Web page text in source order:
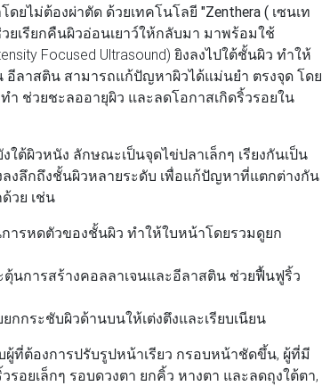
ดยไม่ต้องผ่าตัด ด้วยเทคโนโลยี "Zenthera ( เซนเท
เรียกคืนผิวอ่อนเยาว์ให้กลับมา มาพร้อมใช้
Focused Ultrasound) ยิงลงไปใต้ชั้นผิว ทำให้
ลาสติน สามารถแก้ปัญหาผิวได้แม่นยำ ตรงจุด โดย
ช่วยชะลออายุผิว และลดโอกาสเกิดริ้วรอยใน
ต้ผิวหนัง ลักษณะเป็นจุดไข่ปลาเล็กๆ เรียงกันเป็น
ลงลึกถึงชั้นผิวหลายระดับ เพื่อแก้ปัญหาที่แตกต่างกัน
วย เช่น
ารหดตัวของชั้นผิว ทำให้ใบหน้าโดยรวมดูยก
ตุ้นการสร้างคอลลาเจนและอีลาสติน ช่วยฟื้นฟูริ้ว
กกระชับผิวด้านบนให้เต่งตึงและเรียบเนียน
ผู้ที่ต้องการปรับรูปหน้าเรียว กรอบหน้าชัดขึ้น, ผู้ที่มี
อยเล็กๆ รอบดวงตา ยกคิ้ว หางตา และลดถุงใต้ตา,